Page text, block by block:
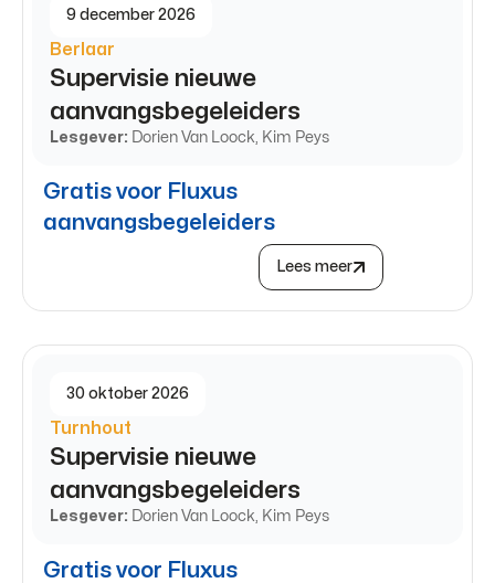
9 december 2026
Berlaar
Supervisie nieuwe
aanvangsbegeleiders
Lesgever: Dorien Van Loock, Kim Peys
Gratis voor Fluxus
aanvangsbegeleiders
Lees meer
30 oktober 2026
Turnhout
Supervisie nieuwe
aanvangsbegeleiders
Lesgever: Dorien Van Loock, Kim Peys
Gratis voor Fluxus